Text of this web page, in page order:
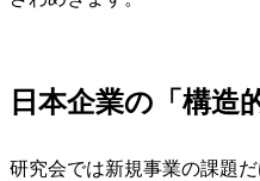
日本企業の「構造
研究会では新規事業の課題